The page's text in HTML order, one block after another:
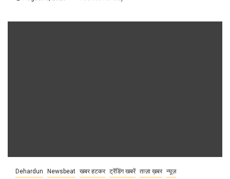
Dehardun Newsbeat खबर हटकर ट्रेंडिंग खबरें ताज़ा ख़बर न्यूज़